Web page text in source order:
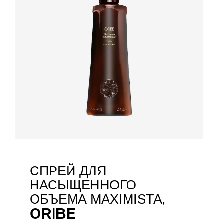
СПРЕЙ ДЛЯ
НАСЫЩЕННОГО
ОБЪЕМА MAXIMISTA,
ORIBE